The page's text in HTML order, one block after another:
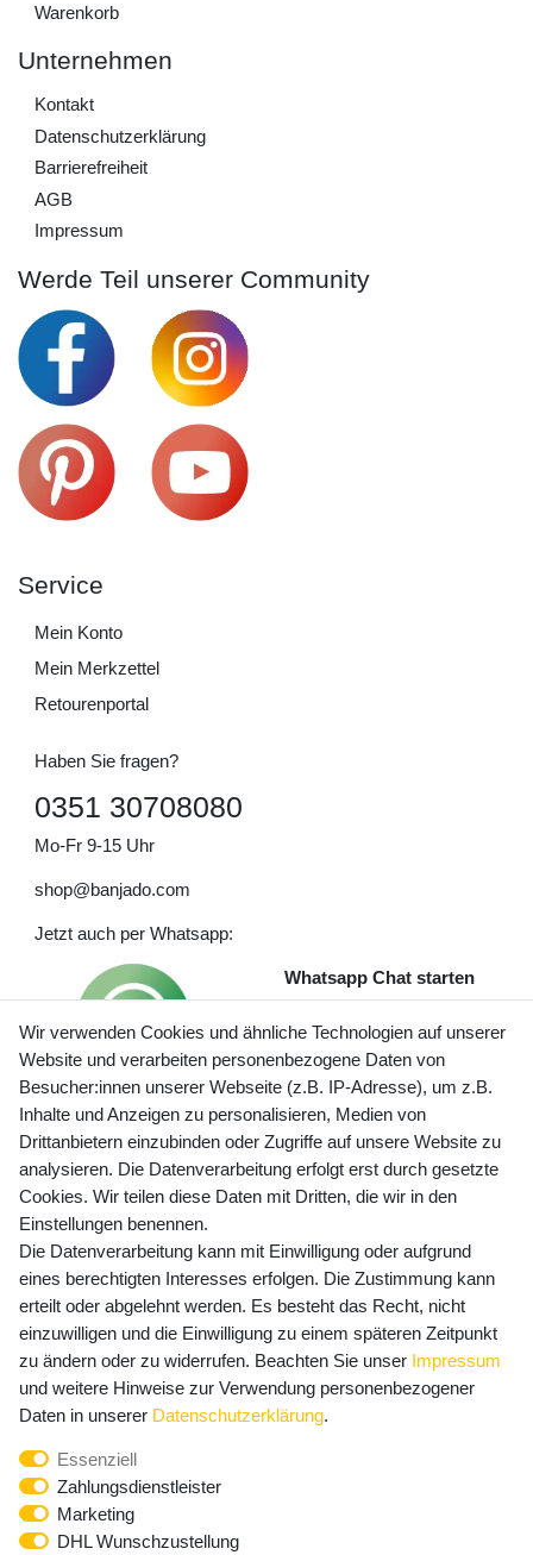
Warenkorb
Unternehmen
Kontakt
Daten­schutz­erklärung
Barrierefreiheit
AGB
Impressum
Werde Teil unserer Community
Service
Mein Konto
Mein Merkzettel
Retourenportal
Haben Sie fragen?
0351 30708080
Mo-Fr 9-15 Uhr
shop@banjado.com
Jetzt auch per Whatsapp:
Whatsapp Chat starten
Preisangaben inkl. gesetzl. MwSt. und zzgl. Service- und
Versandkosten
Newsletter Anmeldung - Keine Angebote
mehr verpassen!
E-MAIL **
Newsletter
Honig
Hiermit bestätige ich, dass ich dieDaten­schutz­erklärung
widerrufen.**
Abonnieren
Wir verwenden Cookies und ähnliche Technologien auf unserer
Website und verarbeiten personenbezogene Daten von
Besucher:innen unserer Webseite (z.B. IP-Adresse), um z.B.
Inhalte und Anzeigen zu personalisieren, Medien von
Drittanbietern einzubinden oder Zugriffe auf unsere Website zu
analysieren. Die Datenverarbeitung erfolgt erst durch gesetzte
Cookies. Wir teilen diese Daten mit Dritten, die wir in den
Einstellungen benennen.
Die Datenverarbeitung kann mit Einwilligung oder aufgrund
eines berechtigten Interesses erfolgen. Die Zustimmung kann
erteilt oder abgelehnt werden. Es besteht das Recht, nicht
einzuwilligen und die Einwilligung zu einem späteren Zeitpunkt
zu ändern oder zu widerrufen. Beachten Sie unser Impressum
und weitere Hinweise zur Verwendung personenbezogener
Daten in unserer Daten­schutz­erklärung.
Essenziell
Zahlungsdienstleister
Marketing
DHL Wunschzustellung